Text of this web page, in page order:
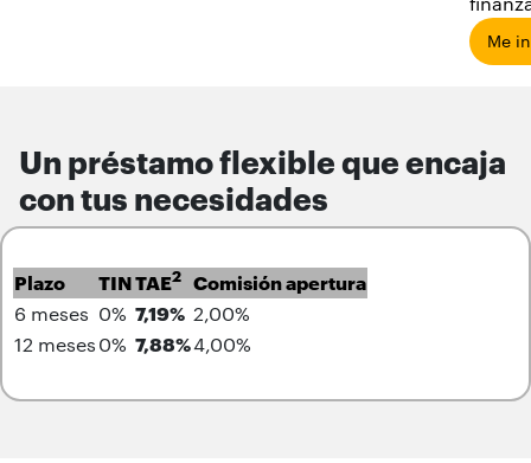
Me
Un préstamo flexible que encaja
con tus necesidades
Plazo TINTAE2
Comisión apertura
6 meses 0% 7,19% 2,00%
12 meses 0% 7,88%4,00%